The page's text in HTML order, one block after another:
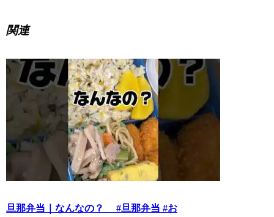
関連
旦那弁当｜なんなの？ #旦那弁当 #お